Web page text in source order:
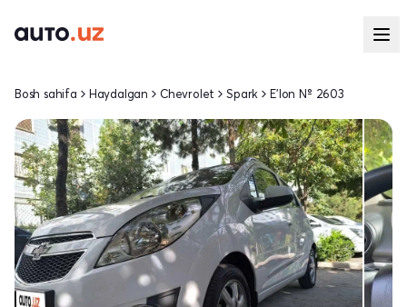
Bosh sahifa Haydalgan Chevrolet Spark E'lon № 2603